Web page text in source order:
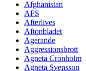
Afghanistan
AFS
Afterlives
Aftonbladet
Agerande
Aggressionsbrott
Agneta Cronholm
Agneta Svensson